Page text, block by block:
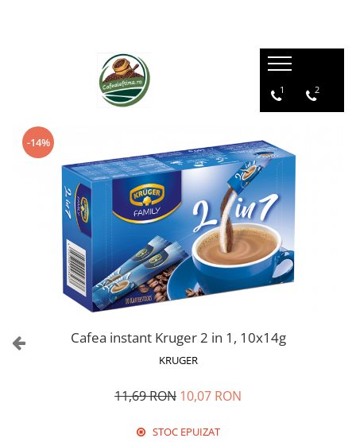
1 2
-14%
Cafea instant Kruger 2 in 1, 10x14g
KRUGER
11,69 RON 10,07 RON
STOC EPUIZAT